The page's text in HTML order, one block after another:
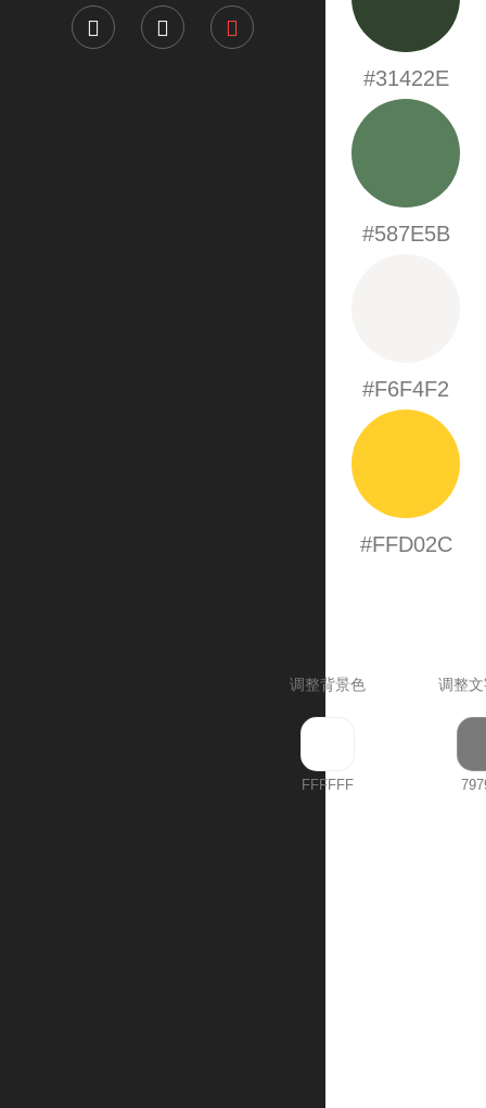
#31422E
#587E5B
#F6F4F2
#FFD02C
调整背景色 调整